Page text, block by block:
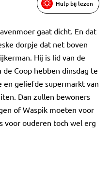
Hulp bij lezen
gaat dicht. En dat
dorpje dat net boven
Hij is lid van de
Coop hebben dinsdag te
en geliefde supermarkt van
Dan zullen bewoners
of Waspik moeten voor
voor ouderen toch wel erg